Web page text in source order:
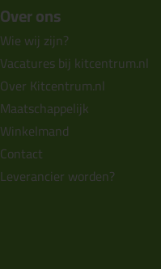
Over ons
Wie wij zijn?
Vacatures bij kitcentrum.nl
Over Kitcentrum.nl
Maatschappelijk
Winkelmand
Contact
Leverancier worden?